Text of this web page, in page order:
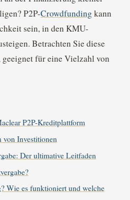
P2P-Crowdfunding kann
sein, in den KMU-
Betrachten Sie diese
geeignet für eine Vielzahl von
P2P-Kreditplattform
von Investitionen
Der ultimative Leitfaden
Wie es funktioniert und welche